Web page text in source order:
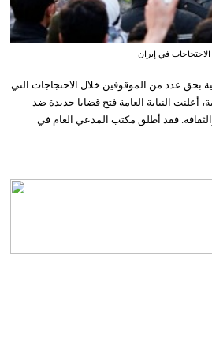
الاحتجاجات في إيران
بحق عدد من الموقوفين خلال الاحتجاجات التي
أعلنت النيابة العامة فتح قضايا جديدة ضد
فقد أطلق مكتب المدعي العام في